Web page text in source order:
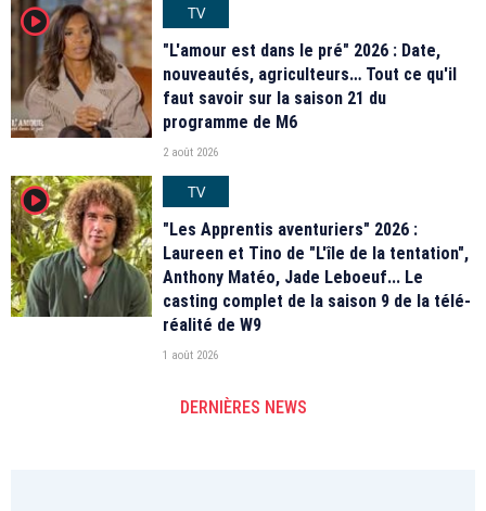
player2
TV
"L'amour est dans le pré" 2026 : Date,
nouveautés, agriculteurs… Tout ce qu'il
faut savoir sur la saison 21 du
programme de M6
2 août 2026
player2
TV
"Les Apprentis aventuriers" 2026 :
Laureen et Tino de "L'île de la tentation",
Anthony Matéo, Jade Leboeuf... Le
casting complet de la saison 9 de la télé-
réalité de W9
1 août 2026
DERNIÈRES NEWS